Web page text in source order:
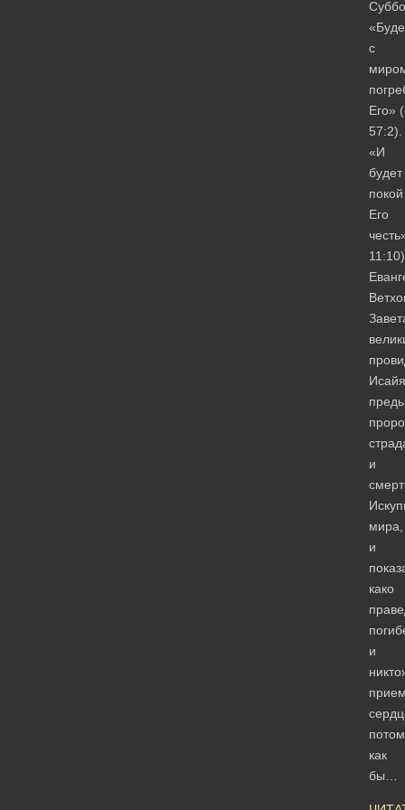
с
Его»
57:2).
«И
будет
покой
Его
и
мира,
и
како
и
потом
как
бы…